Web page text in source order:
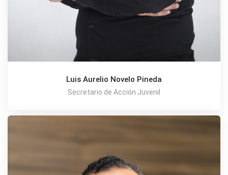
Luis Aurelio Novelo Pineda
Secretario de Acción Juvenil